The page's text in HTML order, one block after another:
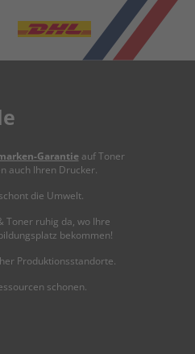
Garantieauf Toner
auch Ihren Drucker.
die Umwelt.
Toner ruhig da, wo Ihre
bekommen!
Produktionsstandorte.
schonen.